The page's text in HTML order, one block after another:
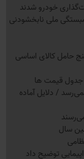
خودرو شدند
ملی نابخشودنی
حامل کالای اساسی
/ دلایل آماده
سال
توضیح داد